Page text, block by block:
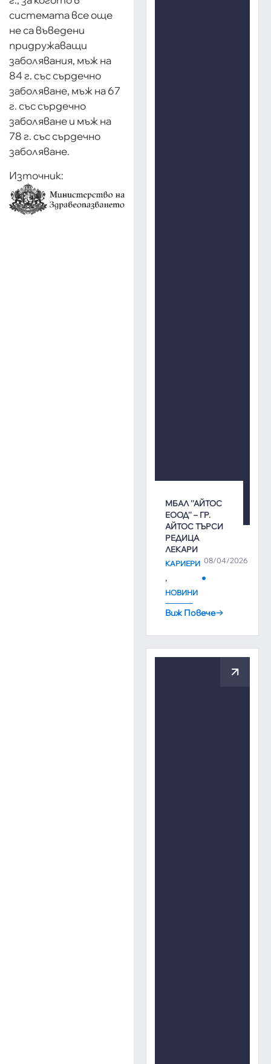
системата все още
не са въведени
придружаващи
заболявания, мъж на
84 г. със сърдечно
заболяване, мъж на 67
г. със сърдечно
заболяване и мъж на
78 г. със сърдечно
заболяване.
Източник:
МБАЛ ''АЙТОС
ЕООД'' – ГР.
АЙТОС ТЪРСИ
РЕДИЦА
ЛЕКАРИ
08/04/2026
КАРИЕРИ
,
НОВИНИ
Виж Повече